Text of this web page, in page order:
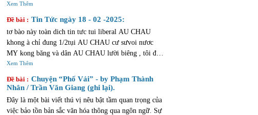
Xem Thêm
Đề bài : Tin Tức ngày 18 - 02 -2025:
tơ bào này toàn dich tin tưc tui liberal AU CHAU
khong à chỉ đung 1/2tụi AU CHAU cư sưvoi nươc
MY kong băng và dân AU CHAU lười biêng , tôi đả
đi choi AU CHAU mừoi ngày ròi thừ bay chăng cò
cửa tiệm mở ...dân AU CHAU lười như hủi .
Xem Thêm
Đề bài : Chuyện “Phố Vải” - by Phạm Thành
Nhân / Trần Văn Giang (ghi lại).
Đây là một bài viết thú vị nêu bật tầm quan trọng của
việc bảo tồn bản sắc văn hóa thông qua ngôn ngữ. Sự